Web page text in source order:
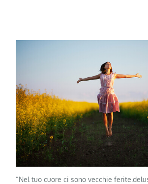
“Nel tuo cuore ci sono vecchie